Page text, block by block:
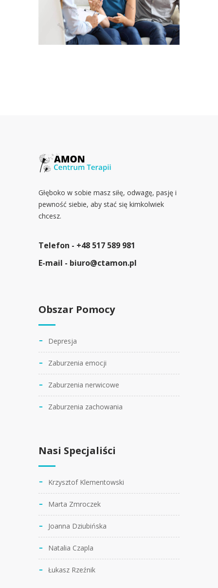
Głęboko w sobie masz siłę, odwagę, pasję i
pewność siebie, aby stać się kimkolwiek
chcesz.
Telefon - +48 517 589 981
E-mail - biuro@ctamon.pl
Obszar Pomocy
Depresja
Zaburzenia emocji
Zaburzenia nerwicowe
Zaburzenia zachowania
Nasi Specjaliści
Krzysztof Klementowski
Marta Zmroczek
Joanna Dziubińska
Natalia Czapla
Łukasz Rzeźnik